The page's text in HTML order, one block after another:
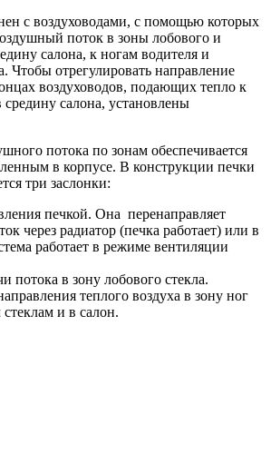
с воздуховодами, с помощью которых
поток в зоны лобового и
салона, к ногам водителя и
Чтобы отрегулировать направление
воздуховодов, подающих тепло к
салона, установлены
потока по зонам обеспечивается
в корпусе. В конструкции печки
три заслонки:
печкой. Она перенаправляет
через радиатор (печка работает) или в
работает в режиме вентиляции
потока в зону лобового стекла.
теплого воздуха в зону ног
и в салон.